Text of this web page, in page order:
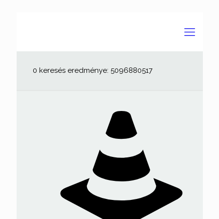
0 keresés eredménye: 5096880517